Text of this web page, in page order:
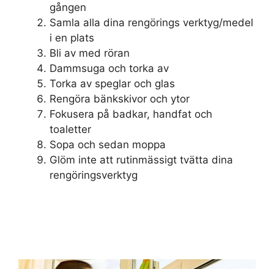
gången
Samla alla dina rengörings verktyg/medel
i en plats
Bli av med röran
Dammsuga och torka av
Torka av speglar och glas
Rengöra bänkskivor och ytor
Fokusera på badkar, handfat och
toaletter
Sopa och sedan moppa
Glöm inte att rutinmässigt tvätta dina
rengöringsverktyg